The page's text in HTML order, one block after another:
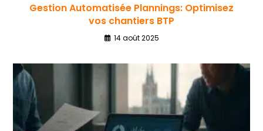
Gestion Automatisée Plannings: Optimisez
vos chantiers BTP
14 août 2025